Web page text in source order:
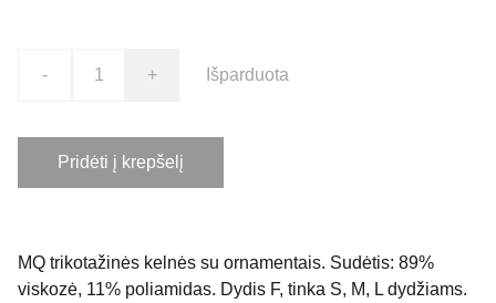
- + Išparduota
Pridėti į krepšelį
MQ trikotažinės kelnės su ornamentais. Sudėtis: 89%
viskozė, 11% poliamidas. Dydis F, tinka S, M, L dydžiams.